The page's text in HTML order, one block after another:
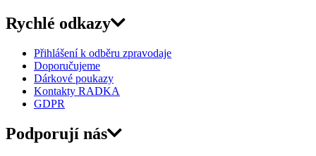
Rychlé odkazy
Přihlášení k odběru zpravodaje
Doporučujeme
Dárkové poukazy
Kontakty RADKA
GDPR
Podporují nás